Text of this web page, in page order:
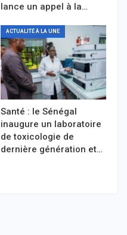
lance un appel à la…
ACTUALITÉ À LA UNE
Santé : le Sénégal
inaugure un laboratoire
de toxicologie de
dernière génération et…